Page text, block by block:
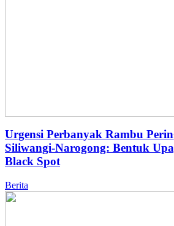
Urgensi Perbanyak Rambu
Siliwangi-Narogong: Bentuk
Black Spot
Berita